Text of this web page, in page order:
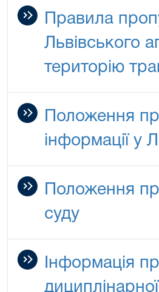
Правила
Львівського
територію
Положення
інформації у
Положення
суду
Інформація